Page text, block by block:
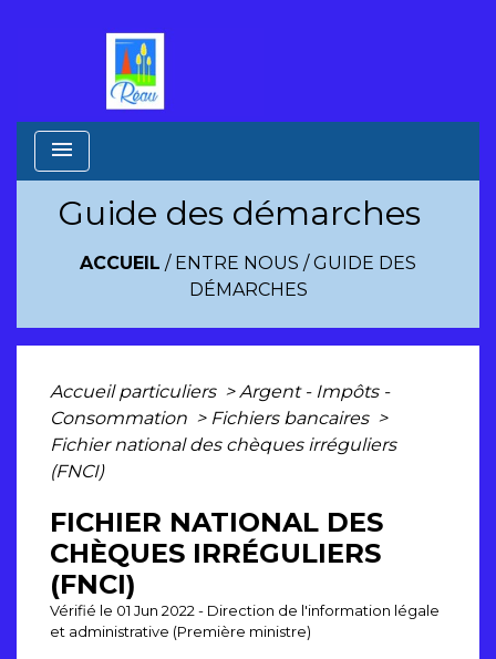
menu
Guide des démarches
ACCUEIL / ENTRE NOUS /GUIDE DES
DÉMARCHES
Accueil particuliers > Argent - Impôts -
Consommation > Fichiers bancaires >
Fichier national des chèques irréguliers
(FNCI)
FICHIER NATIONAL DES
CHÈQUES IRRÉGULIERS
(FNCI)
Vérifié le 01 Jun 2022 - Direction de l'information légale
et administrative (Première ministre)